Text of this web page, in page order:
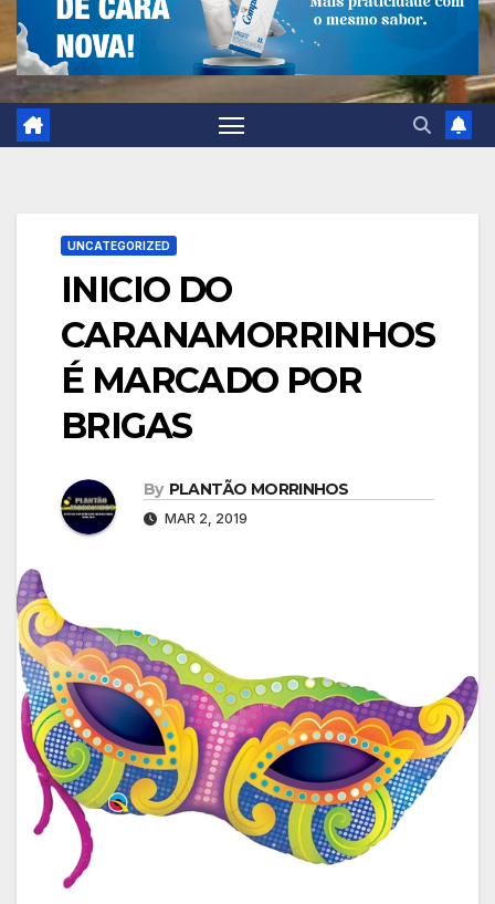
UNCATEGORIZED
INICIO DO
CARANAMORRINHOS
É MARCADO POR
BRIGAS
By PLANTÃO MORRINHOS
MAR 2, 2019